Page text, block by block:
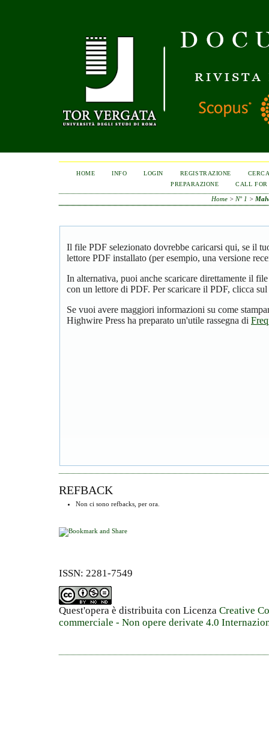
HOME INFO LOGIN REGISTRAZIONE
PREPARAZIONE
CALL FOR
Home> N° 1 >
Il file PDF selezionato dovrebbe caricarsi qui, se il
lettore PDF installato (per esempio, una versione
In alternativa, puoi anche scaricare direttamente il
con un lettore di PDF. Per scaricare il PDF, clicca
Se vuoi avere maggiori informazioni su come
Highwire Press ha preparato un'utile rassegna di
REFBACK
Non ci sono refbacks, per ora.
ISSN: 2281-7549
Quest'opera è distribuita con Licenza Creative
commerciale - Non opere derivate 4.0